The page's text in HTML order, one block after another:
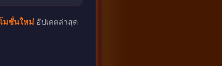
มชั่นใหม่ อัปเดตล่าสุด